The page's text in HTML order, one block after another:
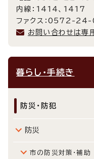
内線：1414、1417
ファクス：0572-
お問い合わせは専
暮らし・手続き
防災・防犯
防災
市の防災対策・補助